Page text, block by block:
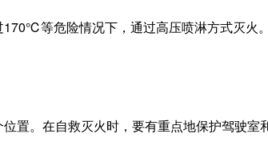
等危险情况下，通过高压喷淋方式灭火
置。在自救灭火时，要有重点地保护驾驶室